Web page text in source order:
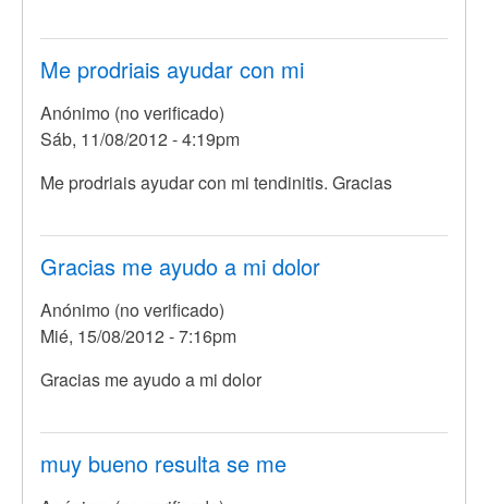
Me prodriais ayudar con mi
Anónimo (no verificado)
Sáb, 11/08/2012 - 4:19pm
Me prodriais ayudar con mi tendinitis. Gracias
Gracias me ayudo a mi dolor
Anónimo (no verificado)
Mié, 15/08/2012 - 7:16pm
Gracias me ayudo a mi dolor
muy bueno resulta se me